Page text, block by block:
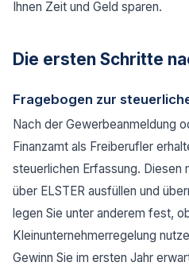
Ihnen Zeit und Geld sparen.
Die ersten Schritte
Fragebogen zur
Nach der Gewerbeanmeldung
Finanzamt als Freiberufler
steuerlichen Erfassung. Diesen
über ELSTER ausfüllen und
legen Sie unter anderem fest,
Kleinunternehmerregelung
Gewinn Sie im ersten Jahr